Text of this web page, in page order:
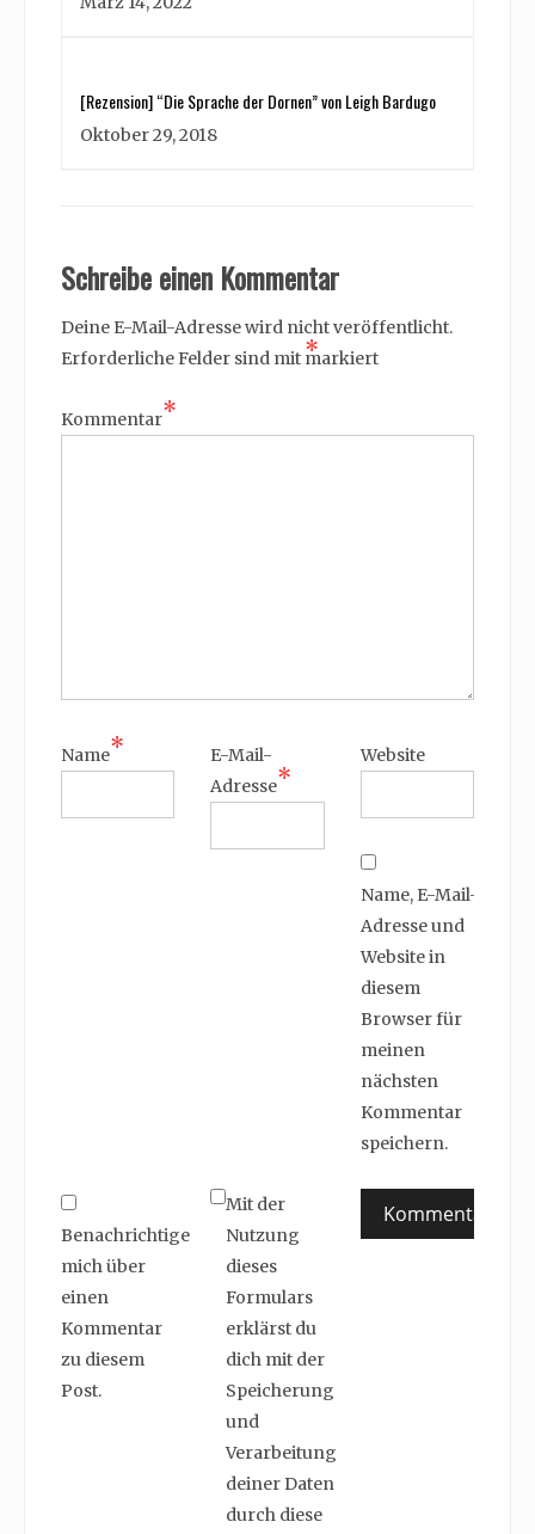
[Rezension] “Die Sprache der Dornen” von Leigh Bardugo
Oktober 29, 2018
Schreibe einen Kommentar
Deine E-Mail-Adresse wird nicht veröffentlicht.
Erforderliche Felder sind mit *
markiert
Kommentar*
Name*
E-Mail-
Adresse*
Website
Name, E-Mail-
Adresse und
Website in
diesem
Browser für
meinen
nächsten
Kommentar
speichern.
Benachrichtige
mich über
einen
Kommentar
zu diesem
Post.
Mit der
Nutzung
dieses
Formulars
erklärst du
dich mit der
Speicherung
und
Verarbeitung
deiner Daten
durch diese